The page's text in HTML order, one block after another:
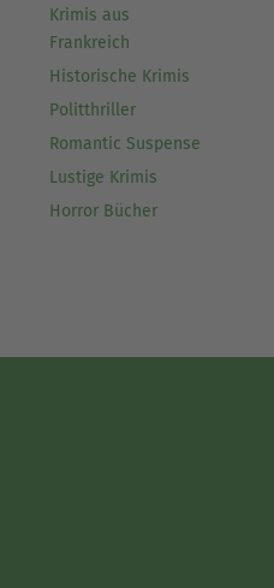
Krimis aus
Frankreich
Historische Krimis
Politthriller
Romantic Suspense
Lustige Krimis
Horror Bücher